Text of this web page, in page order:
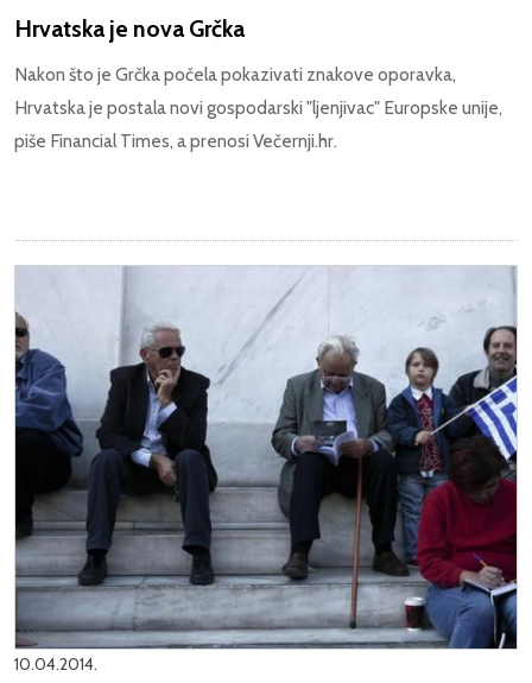
Hrvatska je nova Grčka
Nakon što je Grčka počela pokazivati znakove oporavka,
Hrvatska je postala novi gospodarski "ljenjivac" Europske unije,
piše Financial Times, a prenosi Večernji.hr.
10.04.2014.